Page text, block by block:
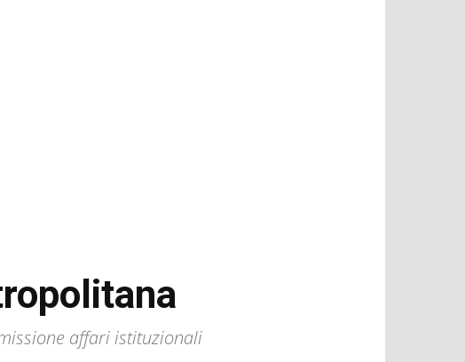
affari istituzionali